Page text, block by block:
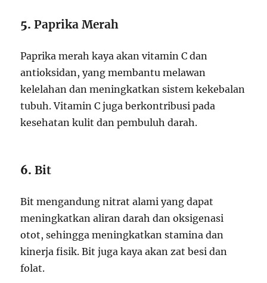
5.Paprika Merah
Paprika merah kaya akan vitamin C dan
antioksidan, yang membantu melawan
kelelahan dan meningkatkan sistem kekebalan
tubuh. Vitamin C juga berkontribusi pada
kesehatan kulit dan pembuluh darah.
6.Bit
Bit mengandung nitrat alami yang dapat
meningkatkan aliran darah dan oksigenasi
otot, sehingga meningkatkan stamina dan
kinerja fisik. Bit juga kaya akan zat besi dan
folat.